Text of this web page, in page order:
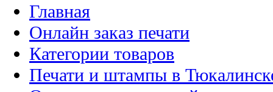
Главная
Онлайн заказ печати
Категории товаров
Печати и штампы в